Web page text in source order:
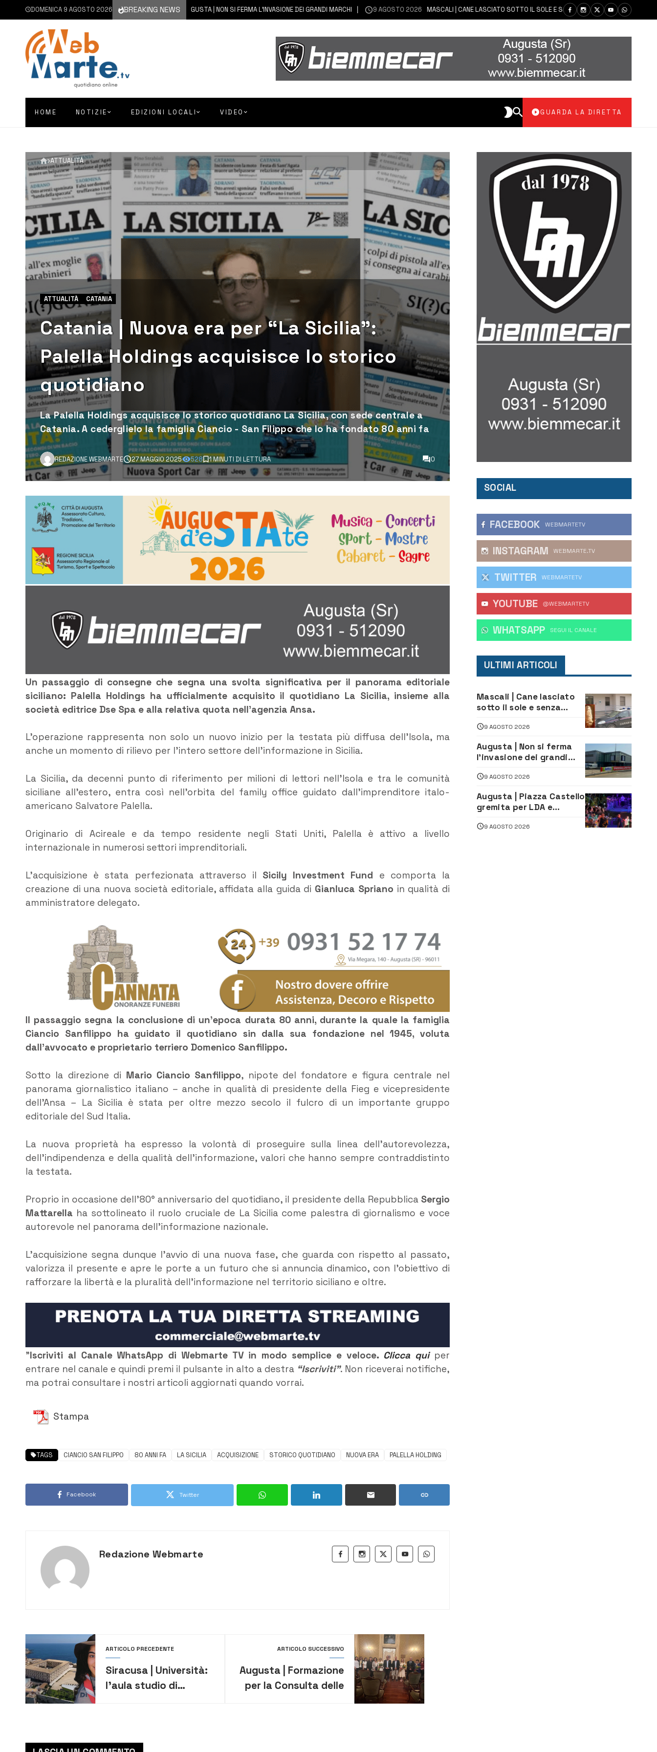
DOMENICA 9 AGOSTO 2026 BREAKING NEWS
9 AGOSTO 2026 AUGUSTA | NON SI FERMA L’INVASIONE DEI GRANDI MARCHI 9 AGOSTO 2026 MASCALI | CANE LASCIATO SOTTO IL SOLE E SENZA ACQUA: CARABINIERI
HOME NOTIZIE EDIZIONI LOCALI VIDEO GUARDA LA DIRETTA
ATTUALITÀ
ATTUALITÀ CATANIA
Catania | Nuova era per “La Sicilia”:
Palella Holdings acquisisce lo storico
quotidiano
La Palella Holdings acquisisce lo storico quotidiano La Sicilia, con sede centrale a
Catania. A cederglielo la famiglia Ciancio - San Filippo che lo ha fondato 80 anni fa
REDAZIONE WEBMARTE 27 MAGGIO 2025 528 1 MINUTI DI LETTURA 0
Un passaggio di consegne che segna una svolta significativa per il panorama editoriale
siciliano: Palella Holdings ha ufficialmente acquisito il quotidiano La Sicilia, insieme alla
società editrice Dse Spa e alla relativa quota nell’agenzia Ansa.
L’operazione rappresenta non solo un nuovo inizio per la testata più diffusa dell’Isola, ma
anche un momento di rilievo per l’intero settore dell’informazione in Sicilia.
La Sicilia, da decenni punto di riferimento per milioni di lettori nell’Isola e tra le comunità
siciliane all’estero, entra così nell’orbita del family office guidato dall’imprenditore italo-
americano Salvatore Palella.
Originario di Acireale e da tempo residente negli Stati Uniti, Palella è attivo a livello
internazionale in numerosi settori imprenditoriali.
L’acquisizione è stata perfezionata attraverso il Sicily Investment Fund e comporta la
creazione di una nuova società editoriale, affidata alla guida di Gianluca Spriano in qualità di
amministratore delegato.
Il passaggio segna la conclusione di un’epoca durata 80 anni, durante la quale la famiglia
Ciancio Sanfilippo ha guidato il quotidiano sin dalla sua fondazione nel 1945, voluta
dall’avvocato e proprietario terriero Domenico Sanfilippo.
Sotto la direzione di Mario Ciancio Sanfilippo, nipote del fondatore e figura centrale nel
panorama giornalistico italiano – anche in qualità di presidente della Fieg e vicepresidente
dell’Ansa – La Sicilia è stata per oltre mezzo secolo il fulcro di un importante gruppo
editoriale del Sud Italia.
La nuova proprietà ha espresso la volontà di proseguire sulla linea dell’autorevolezza,
dell’indipendenza e della qualità dell’informazione, valori che hanno sempre contraddistinto
la testata.
Proprio in occasione dell’80° anniversario del quotidiano, il presidente della Repubblica Sergio
Mattarella ha sottolineato il ruolo cruciale de La Sicilia come palestra di giornalismo e voce
autorevole nel panorama dell’informazione nazionale.
L’acquisizione segna dunque l’avvio di una nuova fase, che guarda con rispetto al passato,
valorizza il presente e apre le porte a un futuro che si annuncia dinamico, con l’obiettivo di
rafforzare la libertà e la pluralità dell’informazione nel territorio siciliano e oltre.
”Iscriviti al Canale WhatsApp di Webmarte TV in modo semplice e veloce. Clicca quiper
entrare nel canale e quindi premi il pulsante in alto a destra “Iscriviti”. Non riceverai notifiche,
ma potrai consultare i nostri articoli aggiornati quando vorrai.
Stampa
TAGS CIANCIO SAN FILIPPO 80 ANNI FA LA SICILIA ACQUISIZIONE STORICO QUOTIDIANO NUOVA ERA PALELLA HOLDING
Facebook Twitter
Redazione Webmarte
ARTICOLO PRECEDENTE
Siracusa | Università:
l’aula studio di
ARTICOLO SUCCESSIVO
Augusta | Formazione
per la Consulta delle
SOCIAL
FACEBOOK WEBMARTETV
INSTAGRAM WEBMARTE.TV
TWITTER WEBMARTETV
YOUTUBE @WEBMARTETV
WHATSAPP ‎SEGUI IL CANALE
ULTIMI ARTICOLI
Mascali | Cane lasciato
sotto il sole e senza
denunciano proprietario
9 AGOSTO 2026
Augusta | Non si ferma
l’invasione dei grandi
9 AGOSTO 2026
Augusta | Piazza Castello
gremita per LDA e
ed emozioni per
9 AGOSTO 2026